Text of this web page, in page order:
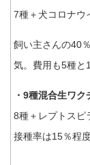
7種＋犬コロナウ
飼い主さんの40
気。費用も5種と
・9種混合生ワ
8種＋レプトスピ
接種率は15％程